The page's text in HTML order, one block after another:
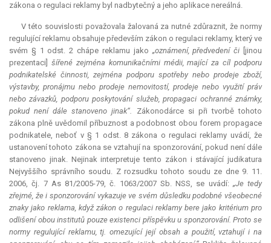
zákona o regulaci reklamy byl nadbytečný a jeho aplikace nereálná.
V této souvislosti považovala žalovaná za nutné zdůraznit, že normy
regulující reklamu obsahuje především zákon o regulaci reklamy, který ve
svém § 1 odst. 2 chápe reklamu jako „oznámení, předvedení či [jinou
prezentaci] šířené zejména komunikačními médii, mající za cíl podporu
podnikatelské činnosti, zejména podporu spotřeby nebo prodeje zboží,
výstavby, pronájmu nebo prodeje nemovitostí, prodeje nebo využití práv
nebo závazků, podporu poskytování služeb, propagaci ochranné známky,
pokud není dále stanoveno jinak“. Zákonodárce si při tvorbě tohoto
zákona plně uvědomil příbuznost a podobnost obou forem propagace
podnikatele, neboť v § 1 odst. 8 zákona o regulaci reklamy uvádí, že
ustanovení tohoto zákona se vztahují na sponzorování, pokud není dále
stanoveno jinak. Nejinak interpretuje tento zákon i stávající judikatura
Nejvyššího správního soudu. Z rozsudku tohoto soudu ze dne 9. 11.
2006, čj. 7 As 81/2005-79, č. 1063/2007 Sb. NSS, se uvádí: „Je tedy
zřejmé, že i sponzorování vykazuje ve svém důsledku podobné všeobecné
znaky jako reklama, když zákon o regulaci reklamy bere jako kritérium pro
odlišení obou institutů pouze existenci příspěvku u sponzorování. Proto se
normy regulující reklamu, tj. omezující její obsah a použití, vztahují i na